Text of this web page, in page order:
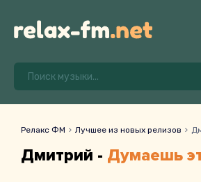
Релакс ФМ Лучшее из новых релизов
Дмитрий - Думаешь